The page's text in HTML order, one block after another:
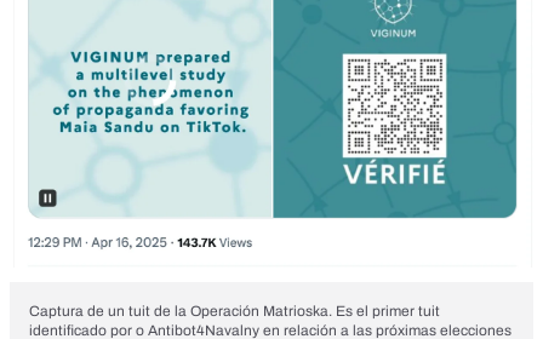
Captura de un tuit de la Operación Matrioska. Es el primer tuit
identificado por o Antibot4Navalny en relación a las próximas elecciones